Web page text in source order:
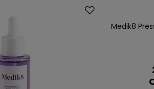
Okazja
Medik8